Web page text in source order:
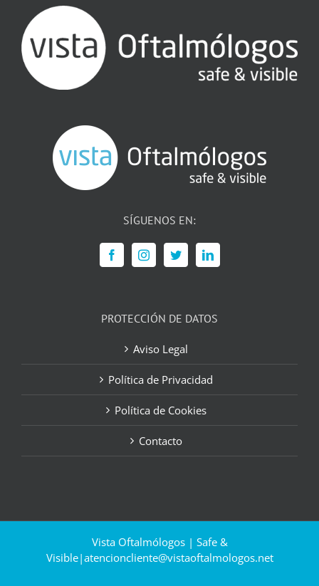
SÍGUENOS EN:
PROTECCIÓN DE DATOS
Aviso Legal
Política de Privacidad
Política de Cookies
Contacto
Vista Oftalmólogos | Safe &
Visible|atencioncliente@vistaoftalmologos.net